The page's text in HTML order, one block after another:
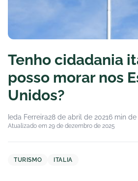
Tenho cidadania
posso morar nos
Unidos?
Ieda Ferreira28 de abril de 20216 min de
Atualizado em 29 de dezembro de 2025
TURISMO ITALIA